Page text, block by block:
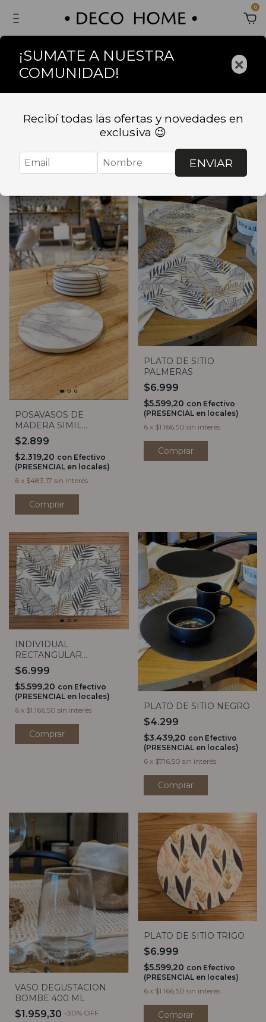
0
Inicio . BAZAR . COMEDOR
COMEDOR
Filtrar
POSAVASOS DE
MADERA SIMIL
MARMOL (unidad)
$2.899
$2.319,20 con Efectivo
(PRESENCIAL en locales)
6 x $483,17 sin interés
PLATO DE SITIO
PALMERAS
$6.999
$5.599,20 con Efectivo
(PRESENCIAL en locales)
6 x $1.166,50 sin interés
INDIVIDUAL
RECTANGULAR
PALMERAS
$6.999
$5.599,20 con Efectivo
(PRESENCIAL en locales)
6 x $1.166,50 sin interés PLATO DE SITIO NEGRO
$4.299
$3.439,20 con Efectivo
(PRESENCIAL en locales)
6 x $716,50 sin interés
VASO DEGUSTACION
BOMBE 400 ML
$1.959,30 -30% OFF
PLATO DE SITIO TRIGO
$6.999
$5.599,20 con Efectivo
(PRESENCIAL en locales)
6 x $1.166,50 sin interés
¡SUMATE A NUESTRA
COMUNIDAD!
×
Recibí todas las ofertas y novedades en
exclusiva 😉
ENVIAR